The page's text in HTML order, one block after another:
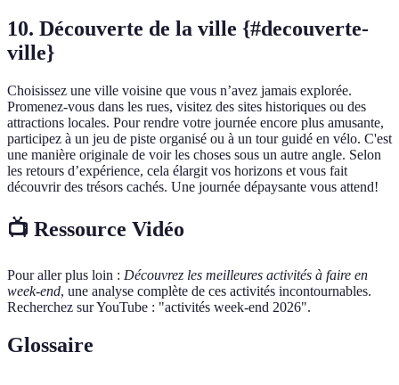
10. Découverte de la ville {#decouverte-
ville}
Choisissez une ville voisine que vous n’avez jamais explorée.
Promenez-vous dans les rues, visitez des sites historiques ou des
attractions locales. Pour rendre votre journée encore plus amusante,
participez à un jeu de piste organisé ou à un tour guidé en vélo. C'est
une manière originale de voir les choses sous un autre angle. Selon
les retours d’expérience, cela élargit vos horizons et vous fait
découvrir des trésors cachés. Une journée dépaysante vous attend!
📺 Ressource Vidéo
Pour aller plus loin : Découvrez les meilleures activités à faire en
week-end, une analyse complète de ces activités incontournables.
Recherchez sur YouTube : "activités week-end 2026".
Glossaire